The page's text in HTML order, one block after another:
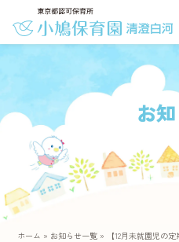
お
ホーム » お知らせ一覧 » 【12月未就園児の